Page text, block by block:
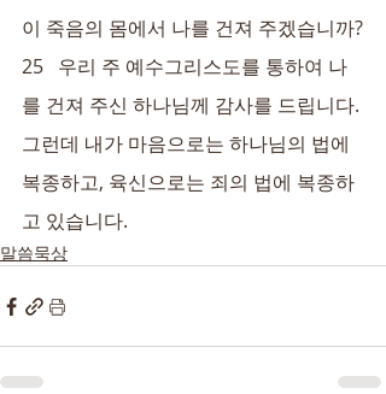
이 죽음의 몸에서 나를 건져 주겠습니까?
25   우리 주 예수그리스도를 통하여 나
를 건져 주신 하나님께 감사를 드립니다.
그런데 내가 마음으로는 하나님의 법에
복종하고, 육신으로는 죄의 법에 복종하
고 있습니다.
말씀묵상